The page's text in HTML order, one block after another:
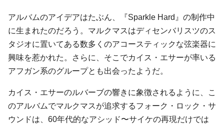
アルバムのアイデアはたぶん、『Sparkle Hard』の制作中
に生まれたのだろう。マルクマスはディセンバリスツのス
タジオに置いてある数多くのアコースティックな弦楽器に
興味を惹かれた。さらに、そこでカイス・エサーが率いる
アフガン系のグループとも出会ったようだ。
カイス・エサーのルバーブの響きに象徴されるように、こ
のアルバムでマルクマスが追求するフォーク・ロック・サ
ウンドは、60年代的なアシッド〜サイケの再現だけでは